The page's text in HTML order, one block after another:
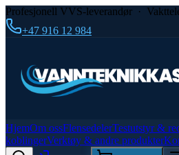
Profesjonell VVS-leverandør ·
+47 916 12 984
HjemOm ossFlensedelerTestutstyr &
koblingerVerktøy & andre produkter